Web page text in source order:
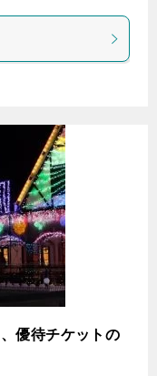
優待チケットの